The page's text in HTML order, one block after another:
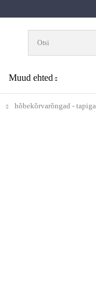
Muud ehted
hõbekõrvarõngad - tapiga